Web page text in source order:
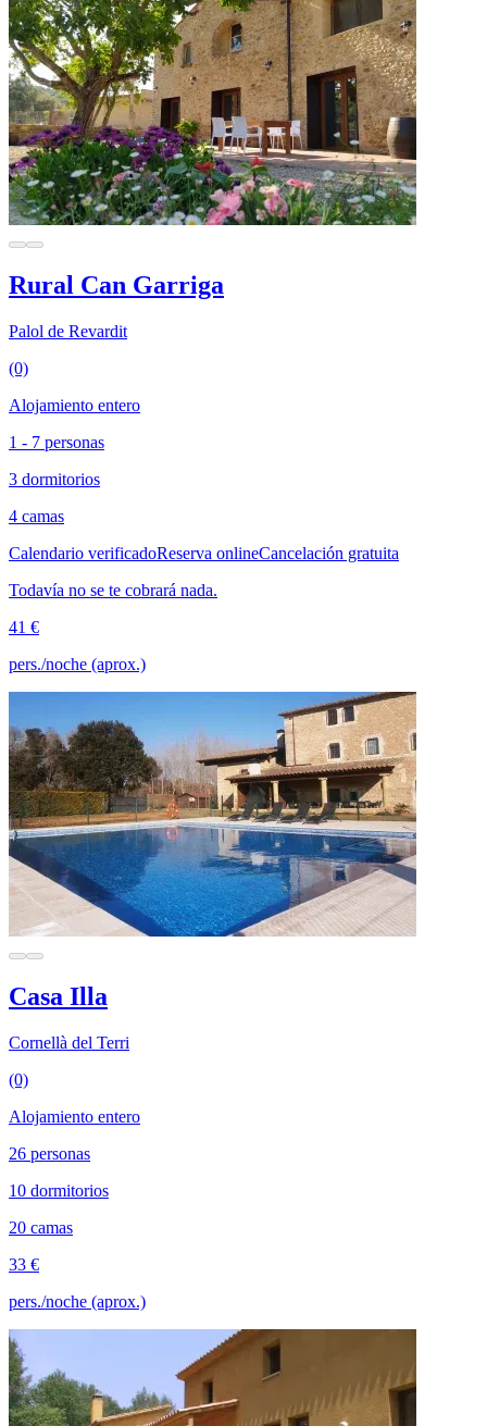
Rural Can Garriga
Palol de Revardit
(0)
Alojamiento entero
1 - 7 personas
3 dormitorios
4 camas
Calendario verificadoReserva onlineCancelación gratuita
Todavía no se te cobrará nada.
41 €
pers./noche (aprox.)
Casa Illa
Cornellà del Terri
(0)
Alojamiento entero
26 personas
10 dormitorios
20 camas
33 €
pers./noche (aprox.)